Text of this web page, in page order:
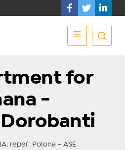
for
-
reper: Polona - ASE